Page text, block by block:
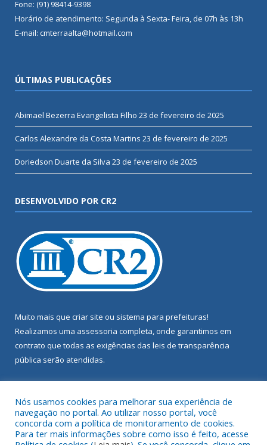
Fone: (91) 98414-9398
Horário de atendimento: Segunda à Sexta- Feira, de 07h às 13h
E-mail: cmterraalta@hotmail.com
ÚLTIMAS PUBLICAÇÕES
Abimael Bezerra Evangelista Filho 23 de fevereiro de 2025
Carlos Alexandre da Costa Martins 23 de fevereiro de 2025
Doriedson Duarte da Silva 23 de fevereiro de 2025
DESENVOLVIDO POR CR2
Muito mais que criar site ou sistema para prefeituras!
Realizamos uma assessoria completa, onde garantimos em
contrato que todas as exigências das leis de transparência
pública serão atendidas.
Nós usamos cookies para melhorar sua experiência de
navegação no portal. Ao utilizar nosso portal, você
concorda com a política de monitoramento de cookies.
Para ter mais informações sobre como isso é feito, acesse